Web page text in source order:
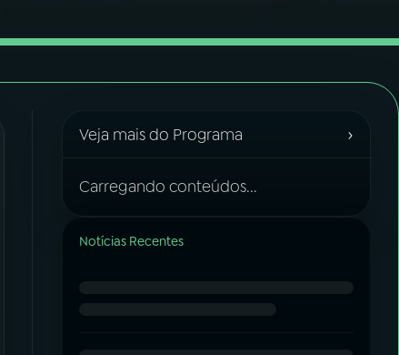
Veja mais do Programa ›
Carregando conteúdos...
Notícias Recentes